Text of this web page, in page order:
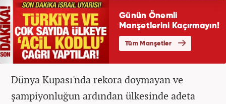
Dünya Kupası'nda rekora doymayan ve
şampiyonluğun ardından ülkesinde adeta